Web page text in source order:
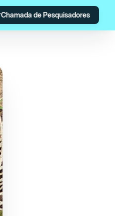
Chamada de Pesquisadores